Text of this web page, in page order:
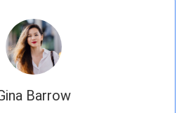
Barrow